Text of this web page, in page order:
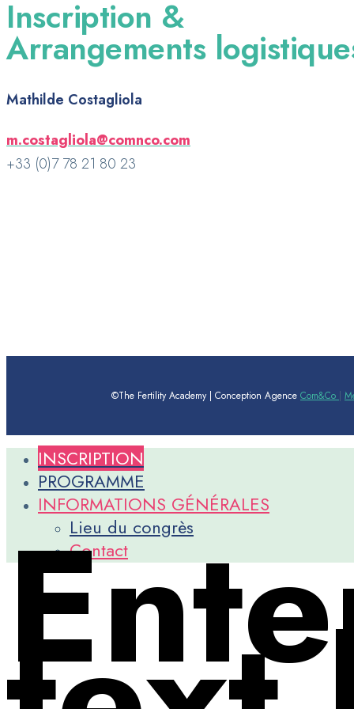
Inscription &
Arrangements
Mathilde Costagliola
m.costagliola@comnco.com
+33 (0)7 78 21 80 23
©The Fertility Academy | Conception Agence Com&Co |
INSCRIPTION
PROGRAMME
INFORMATIONS GÉNÉRALES
Lieu du congrès
Contact